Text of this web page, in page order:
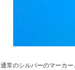
通常のシルバーのマーカ